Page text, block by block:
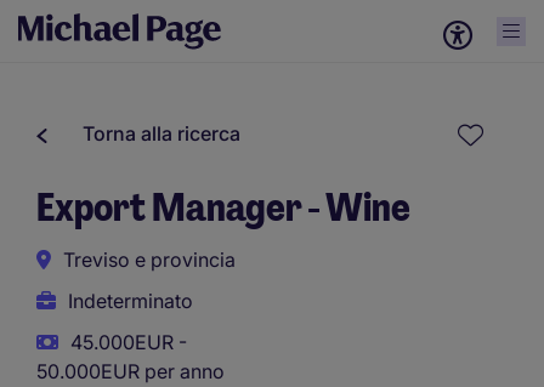
Torna alla ricerca
Export Manager - Wine
Treviso e provincia
Indeterminato
45.000EUR -
50.000EUR per anno